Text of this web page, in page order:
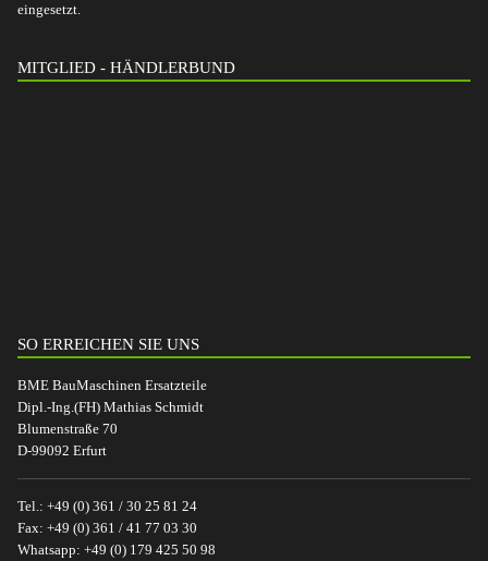
eingesetzt.
MITGLIED - HÄNDLERBUND
SO ERREICHEN SIE UNS
BME BauMaschinen Ersatzteile
Dipl.-Ing.(FH) Mathias Schmidt
Blumenstraße 70
D-99092 Erfurt
Tel.: +49 (0) 361 / 30 25 81 24
Fax: +49 (0) 361 / 41 77 03 30
Whatsapp: +49 (0) 179 425 50 98